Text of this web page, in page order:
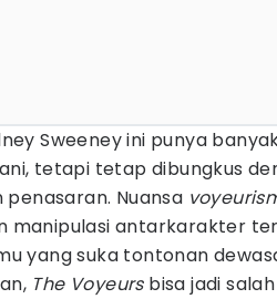
Sweeney ini punya
tetapi tetap dibungkus
penasaran. Nuansa
manipulasi antarkarakter
yang suka tontonan
The Voyeursbisa jadi